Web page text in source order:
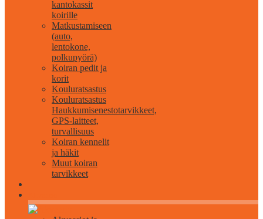
kantokassit
koirille
Matkustamiseen
(auto,
lentokone,
polkupyörä)
Koiran pedit ja
korit
Kouluratsastus
Kouluratsastus
Haukkumisenestotarvikkeet,
GPS-laitteet,
turvallisuus
Koiran kennelit
ja häkit
Muut koiran
tarvikkeet